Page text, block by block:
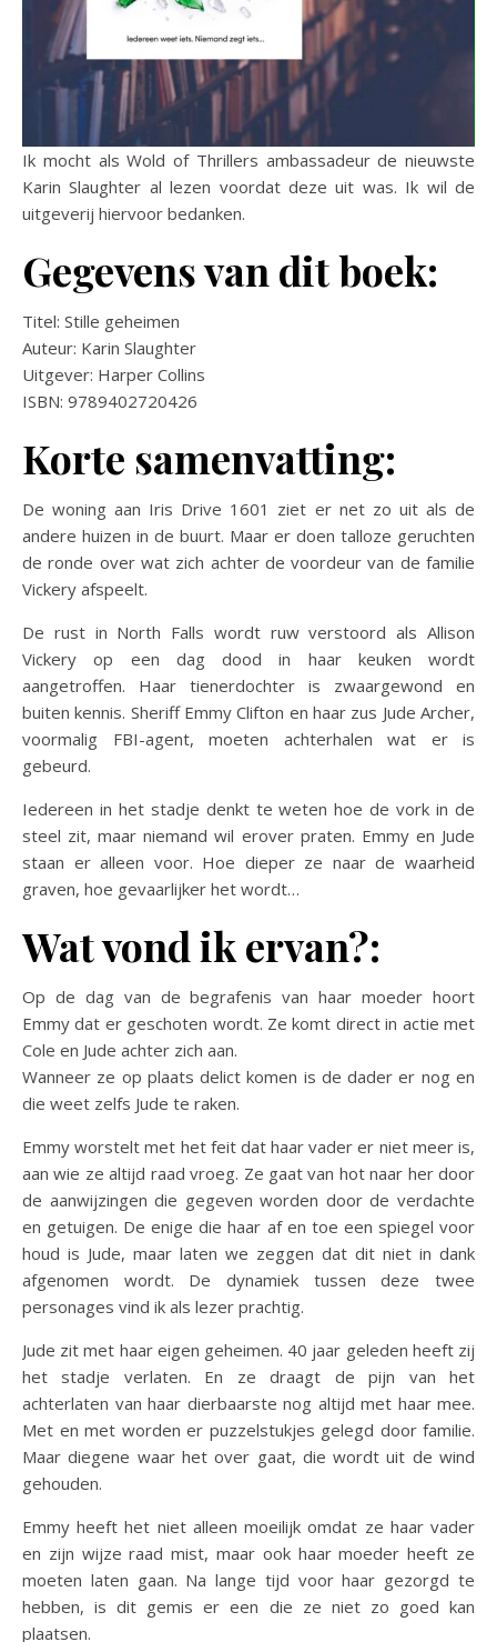
Ik mocht als Wold of Thrillers ambassadeur de nieuwste
Karin Slaughter al lezen voordat deze uit was. Ik wil de
uitgeverij hiervoor bedanken.
Gegevens van dit boek:
Titel: Stille geheimen
Auteur: Karin Slaughter
Uitgever: Harper Collins
ISBN: 9789402720426
Korte samenvatting:
De woning aan Iris Drive 1601 ziet er net zo uit als de
andere huizen in de buurt. Maar er doen talloze geruchten
de ronde over wat zich achter de voordeur van de familie
Vickery afspeelt.
De rust in North Falls wordt ruw verstoord als Allison
Vickery op een dag dood in haar keuken wordt
aangetroffen. Haar tienerdochter is zwaargewond en
buiten kennis. Sheriff Emmy Clifton en haar zus Jude Archer,
voormalig FBI-agent, moeten achterhalen wat er is
gebeurd.
Iedereen in het stadje denkt te weten hoe de vork in de
steel zit, maar niemand wil erover praten. Emmy en Jude
staan er alleen voor. Hoe dieper ze naar de waarheid
graven, hoe gevaarlijker het wordt…
Wat vond ik ervan?:
Op de dag van de begrafenis van haar moeder hoort
Emmy dat er geschoten wordt. Ze komt direct in actie met
Cole en Jude achter zich aan.
Wanneer ze op plaats delict komen is de dader er nog en
die weet zelfs Jude te raken.
Emmy worstelt met het feit dat haar vader er niet meer is,
aan wie ze altijd raad vroeg. Ze gaat van hot naar her door
de aanwijzingen die gegeven worden door de verdachte
en getuigen. De enige die haar af en toe een spiegel voor
houd is Jude, maar laten we zeggen dat dit niet in dank
afgenomen wordt. De dynamiek tussen deze twee
personages vind ik als lezer prachtig.
Jude zit met haar eigen geheimen. 40 jaar geleden heeft zij
het stadje verlaten. En ze draagt de pijn van het
achterlaten van haar dierbaarste nog altijd met haar mee.
Met en met worden er puzzelstukjes gelegd door familie.
Maar diegene waar het over gaat, die wordt uit de wind
gehouden.
Emmy heeft het niet alleen moeilijk omdat ze haar vader
en zijn wijze raad mist, maar ook haar moeder heeft ze
moeten laten gaan. Na lange tijd voor haar gezorgd te
hebben, is dit gemis er een die ze niet zo goed kan
plaatsen.